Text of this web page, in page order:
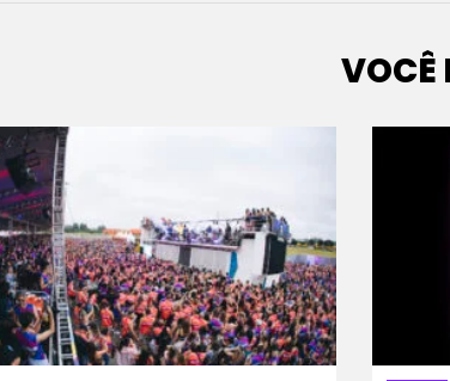
VOCÊ